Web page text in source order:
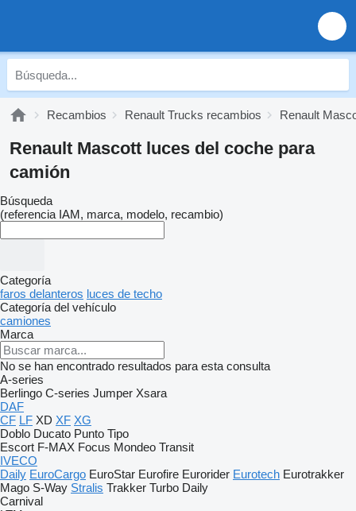
Recambios Renault Trucks recambios Renault
Renault Mascott luces del coche para
camión
Búsqueda
(referencia IAM, marca, modelo, recambio)
Categoría
faros delanteros luces de techo
Categoría del vehículo
camiones
Marca
No se han encontrado resultados para esta consulta
A-series
Berlingo C-series Jumper Xsara
DAF
CF LF XD XF XG
Doblo Ducato Punto Tipo
Escort F-MAX Focus Mondeo Transit
IVECO
Daily EuroCargo EuroStar Eurofire Eurorider Eurotech Eurotrakker
Mago S-Way Stralis Trakker Turbo Daily
Carnival